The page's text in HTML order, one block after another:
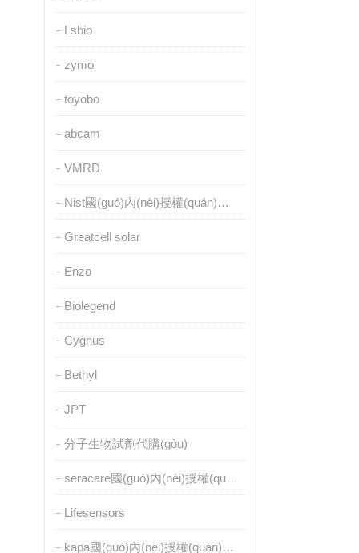
Lsbio
zymo
toyobo
abcam
VMRD
Nist國(guó)內(nèi)授權(quán)代理
Greatcell solar
Enzo
Biolegend
Cygnus
Bethyl
JPT
分子生物試劑代購(gòu)
seracare國(guó)內(nèi)授權(quán)代理
Lifesensors
kapa國(guó)內(nèi)授權(quán)代理